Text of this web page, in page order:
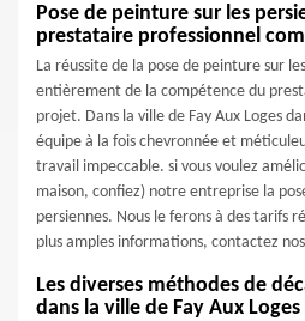
Pose de peinture sur les
prestataire professionnel
La réussite de la pose de peinture sur
entièrement de la compétence du
projet. Dans la ville de Fay Aux Loges
équipe à la fois chevronnée et
travail impeccable. si vous voulez
maison, confiez) notre entreprise la
persiennes. Nous le ferons à des tarifs
plus amples informations, contactez
Les diverses méthodes de
dans la ville de Fay Aux Loges